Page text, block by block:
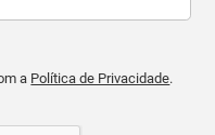
a Política de Privacidade.